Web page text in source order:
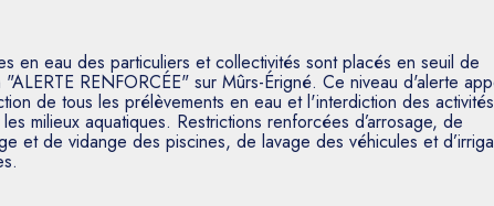
en eau des particuliers et collectivités sont placés en seuil de
"ALERTE RENFORCÉE" sur Mûrs-Érigné. Ce niveau d'alerte
de tous les prélèvements en eau et l'interdiction des activités
milieux aquatiques. Restrictions renforcées d’arrosage, de
et de vidange des piscines, de lavage des véhicules et